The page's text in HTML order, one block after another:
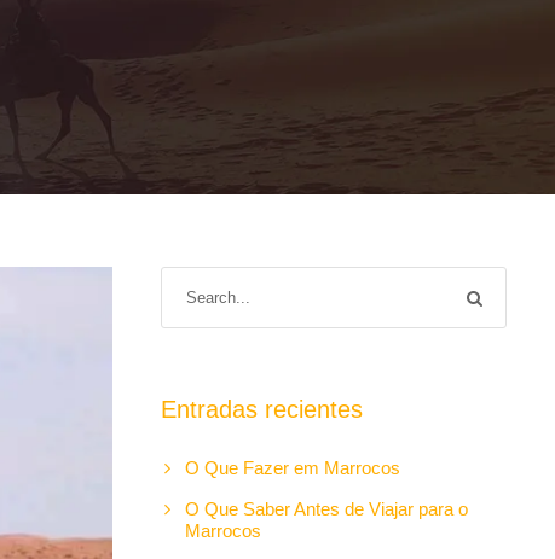
Entradas recientes
O Que Fazer em Marrocos
O Que Saber Antes de Viajar para o
Marrocos